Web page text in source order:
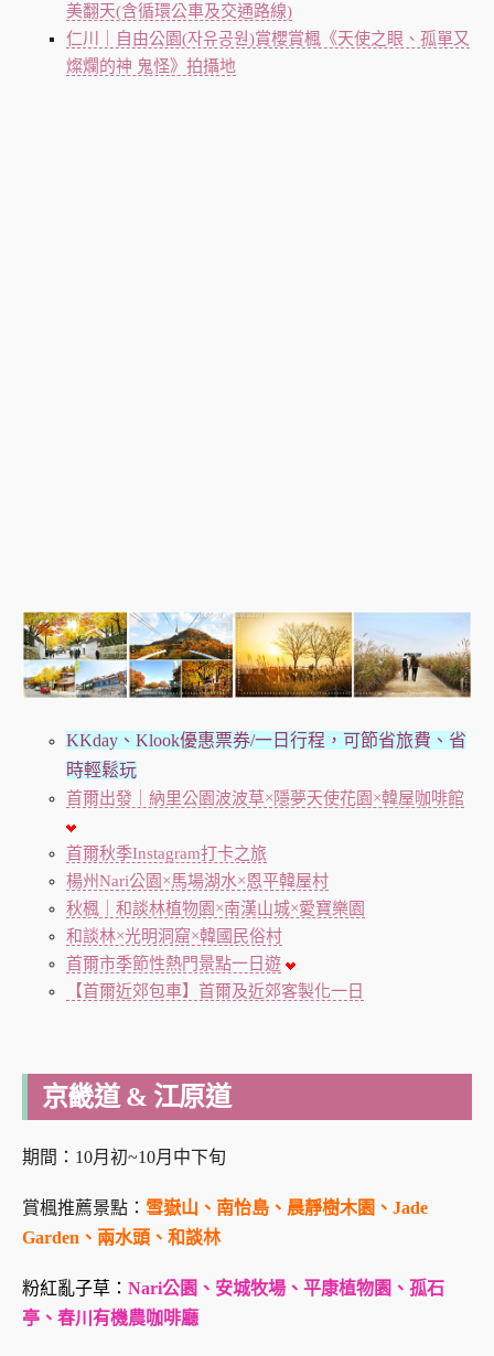
美翻天(含循環公車及交通路線)
仁川｜自由公園(자유공원)賞櫻賞楓《天使之眼、孤單又
燦爛的神 鬼怪》拍攝地
KKday、Klook優惠票券/一日行程，可節省旅費、省
時輕鬆玩
首爾出發｜納里公園波波草×隱夢天使花園×韓屋咖啡館
首爾秋季Instagram打卡之旅
楊州Nari公園×馬場湖水×恩平韓屋村
秋楓｜和談林植物園×南漢山城×愛寶樂園
和談林×光明洞窟×韓國民俗村
首爾市季節性熱門景點一日遊
【首爾近郊包車】首爾及近郊客製化一日
京畿道 & 江原道
期間：10月初~10月中下旬
賞楓推薦景點： 雪嶽山、南怡島、晨靜樹木園、Jade
Garden、兩水頭、和談林
粉紅亂子草： Nari公園、安城牧場、平康植物園、孤石
亭、春川有機農咖啡廳